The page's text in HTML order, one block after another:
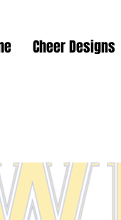
Cheer Designs